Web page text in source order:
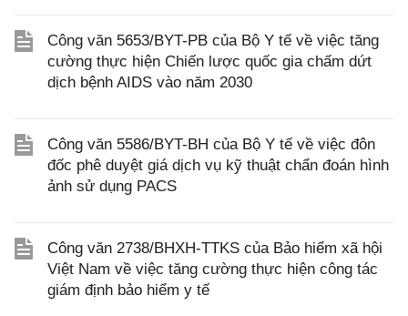
Công văn 5653/BYT-PB của Bộ Y tế về việc tăng
cường thực hiện Chiến lược quốc gia chấm dứt
dịch bệnh AIDS vào năm 2030
Công văn 5586/BYT-BH của Bộ Y tế về việc đôn
đốc phê duyệt giá dịch vụ kỹ thuật chẩn đoán hình
ảnh sử dụng PACS
Công văn 2738/BHXH-TTKS của Bảo hiểm xã hội
Việt Nam về việc tăng cường thực hiện công tác
giám định bảo hiểm y tế